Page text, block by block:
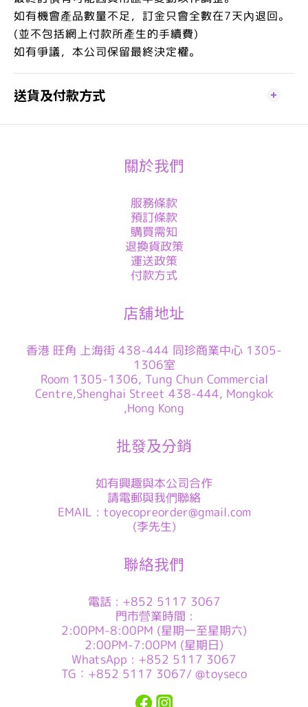
如有機會產品數量不足，訂金只會全數在7天內退回。
(並不包括網上付款所產生的手續費)
如有爭議，本公司保留最終決定權。
送貨及付款方式
關於我們
服務條款
預訂條款
購買需知
退換貨政策
運送政策
付款方式
店舖地址
香港 旺角 上海街 438-444 同珍商業中心 1305-
1306室
Room 1305-1306, Tung Chun Commercial
Centre,Shenghai Street 438-444, Mongkok
,Hong Kong
批發及分銷
如有興趣與本公司合作
請電郵與我們聯絡
EMAIL : toyecopreorder@gmail.com
(李先生)
聯絡我們
電話 : +852 5117 3067
門市營業時間 :
2:00PM-8:00PM (星期一至星期六)
2:00PM-7:00PM (星期日)
WhatsApp : +852 5117 3067
TG：+852 5117 3067/ @toyseco